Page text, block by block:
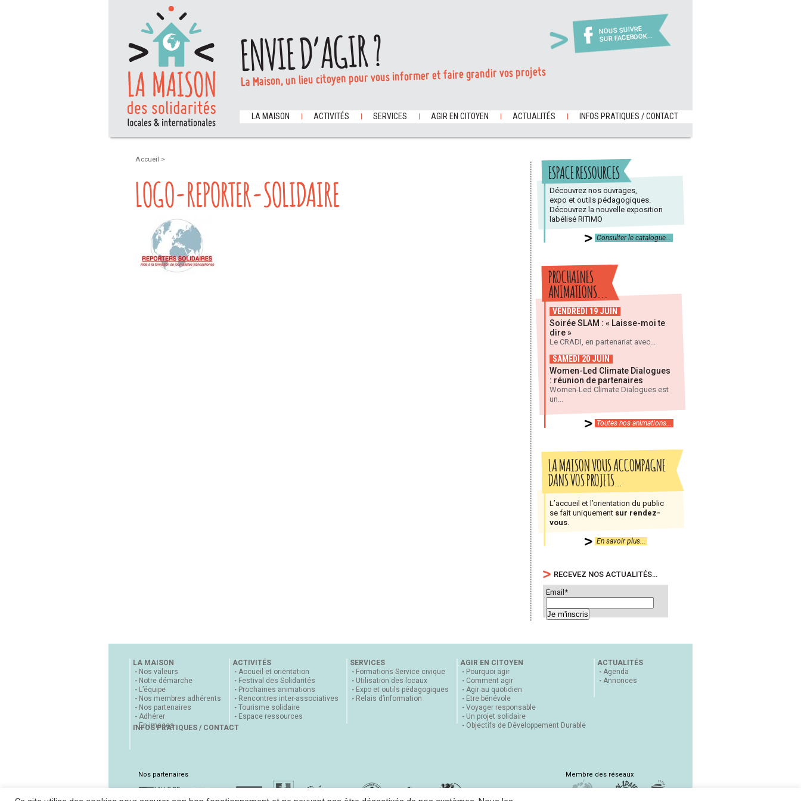
NOUS SUIVRE
SUR FACEBOOK...
ENVIE D’AGIR ?
La Maison, un lieu citoyen pour vous informer et faire grandir vos projets
LA MAISON ACTIVITÉS SERVICES AGIR EN CITOYEN ACTUALITÉS INFOS PRATIQUES / CONTACT
Accueil >
LOGO-REPORTER-SOLIDAIRE
ESPACE RESSOURCES
Découvrez nos ouvrages,
expo et outils pédagogiques.
Découvrez la nouvelle exposition
labélisé RITIMO
Consulter le catalogue...
PROCHAINES
ANIMATIONS...
VENDREDI 19 JUIN
Soirée SLAM : « Laisse-moi te
dire »
Le CRADI, en partenariat avec...
SAMEDI 20 JUIN
Women-Led Climate Dialogues
: réunion de partenaires
Women-Led Climate Dialogues est
un...
Toutes nos animations...
LA MAISON VOUS ACCOMPAGNE
DANS VOS PROJETS…
L’accueil et l’orientation du public
se fait uniquement sur rendez-
vous
En savoir plus...
RECEVEZ NOS ACTUALITÉS…
Email*
LA MAISON
Nos valeurs
Notre démarche
L’équipe
Nos membres adhérents
Nos partenaires
Adhérer
En images
ACTIVITÉS
Accueil et orientation
Festival des Solidarités
Prochaines animations
Rencontres inter-associatives
Tourisme solidaire
Espace ressources
SERVICES
Formations Service civique
Utilisation des locaux
Expo et outils pédagogiques
Relais d’information
AGIR EN CITOYEN
Pourquoi agir
Comment agir
Agir au quotidien
Etre bénévole
Voyager responsable
Un projet solidaire
Objectifs de Développement Durable
ACTUALITÉS
Agenda
Annonces
INFOS PRATIQUES / CONTACT
Nos partenaires Membre des réseaux